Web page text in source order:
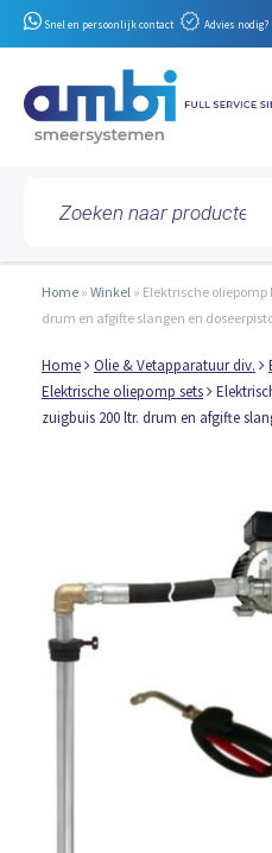
Snel en persoonlijk contact Advies
zoeken
Home » Winkel » Elektrische oliepomp
drum en afgifte slangen en
Home Olie & Vetapparatuur div.
Elektrische oliepomp sets
zuigbuis 200 ltr. drum en afgifte